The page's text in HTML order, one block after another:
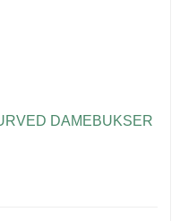
DAMEBUKSER